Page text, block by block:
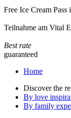
Free Ice Cream
Teilnahme am Vital
Best rate
guaranteed
Home
Discover the
By love
By family